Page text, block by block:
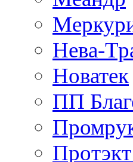
Нева-
Новатек
ПП